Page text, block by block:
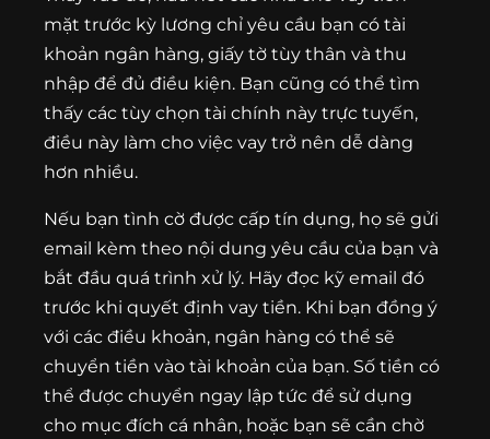
mặt trước kỳ lương chỉ yêu cầu bạn có tài
khoản ngân hàng, giấy tờ tùy thân và thu
nhập để đủ điều kiện. Bạn cũng có thể tìm
thấy các tùy chọn tài chính này trực tuyến,
điều này làm cho việc vay trở nên dễ dàng
hơn nhiều.
Nếu bạn tình cờ được cấp tín dụng, họ sẽ gửi
email kèm theo nội dung yêu cầu của bạn và
bắt đầu quá trình xử lý. Hãy đọc kỹ email đó
trước khi quyết định vay tiền. Khi bạn đồng ý
với các điều khoản, ngân hàng có thể sẽ
chuyển tiền vào tài khoản của bạn. Số tiền có
thể được chuyển ngay lập tức để sử dụng
cho mục đích cá nhân, hoặc bạn sẽ cần chờ